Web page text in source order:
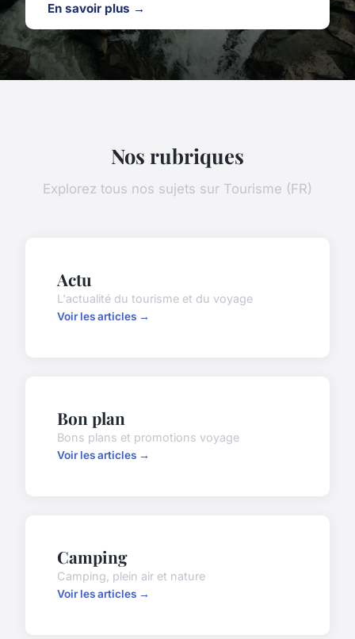
En savoir plus →
Nos rubriques
Explorez tous nos sujets sur Tourisme (FR)
Actu
L'actualité du tourisme et du voyage
Voir les articles →
Bon plan
Bons plans et promotions voyage
Voir les articles →
Camping
Camping, plein air et nature
Voir les articles →